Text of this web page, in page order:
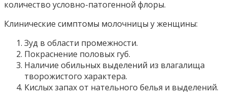
количество условно-патогенной флоры.
Клинические симптомы молочницы у женщины:
Зуд в области промежности.
Покраснение половых губ.
Наличие обильных выделений из влагалища
творожистого характера.
Кислых запах от нательного белья и выделений.